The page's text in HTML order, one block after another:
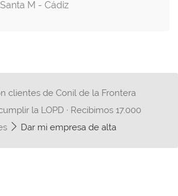
M - Cádiz
clientes de Conil de la Frontera
la LOPD · Recibimos 17.000
Dar mi empresa de alta